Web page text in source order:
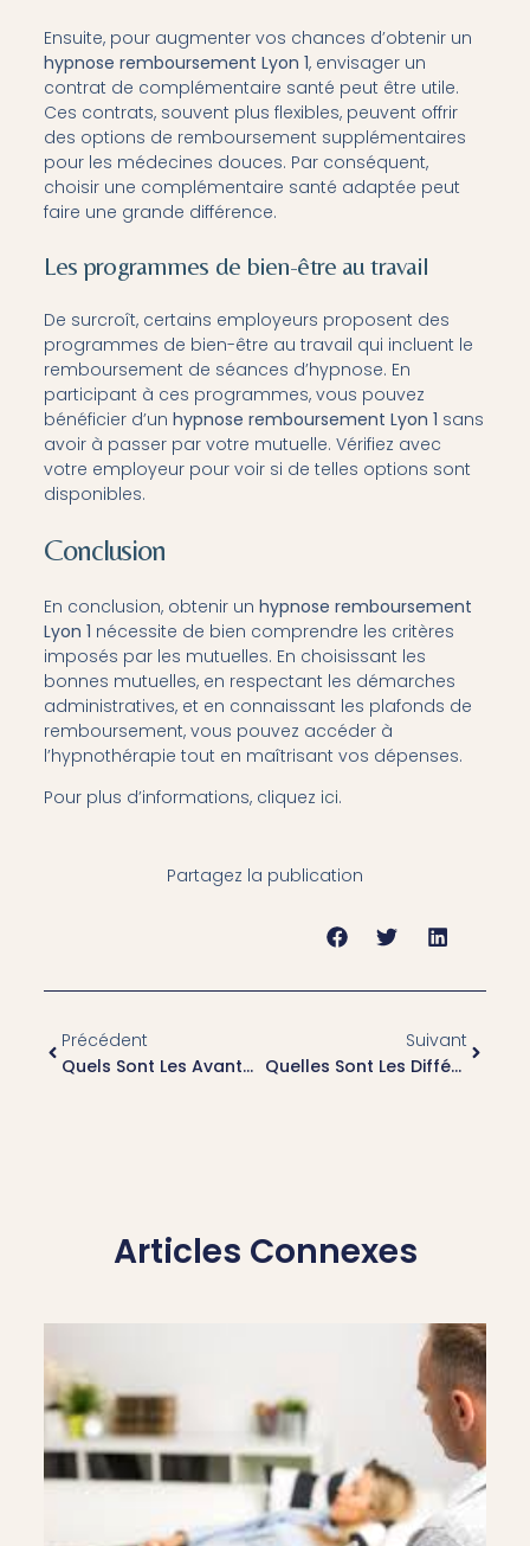
Ensuite, pour augmenter vos chances d’obtenir un
hypnose remboursement Lyon 1, envisager un
contrat de complémentaire santé peut être utile.
Ces contrats, souvent plus flexibles, peuvent offrir
des options de remboursement supplémentaires
pour les médecines douces. Par conséquent,
choisir une complémentaire santé adaptée peut
faire une grande différence.
Les programmes de bien-être au travail
De surcroît, certains employeurs proposent des
programmes de bien-être au travail qui incluent le
remboursement de séances d’hypnose. En
participant à ces programmes, vous pouvez
bénéficier d’un hypnose remboursement Lyon 1 sans
avoir à passer par votre mutuelle. Vérifiez avec
votre employeur pour voir si de telles options sont
disponibles.
Conclusion
En conclusion, obtenir un hypnose remboursement
Lyon 1 nécessite de bien comprendre les critères
imposés par les mutuelles. En choisissant les
bonnes mutuelles, en respectant les démarches
administratives, et en connaissant les plafonds de
remboursement, vous pouvez accéder à
l’hypnothérapie tout en maîtrisant vos dépenses.
Pour plus d’informations, cliquez ici.
Partagez la publication
Précédent
Quels Sont Les Avantages Du Remboursement Des Séances D’hypnose Par Les Mutuelles À Lyon 1 ?
Suivant
Quelles Sont Les Différences Entre Les Séances D’hypnothérapie Remboursées Et Non Remboursées À Lyon 1 ?
Articles Connexes